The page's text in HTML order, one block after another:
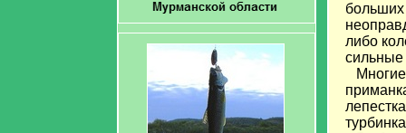
либо
сильные
Многие